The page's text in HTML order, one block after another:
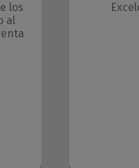
los
al